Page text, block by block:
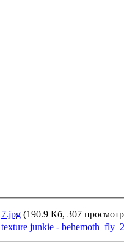
7.jpg (190.9 Кб, 307
texture junkie -